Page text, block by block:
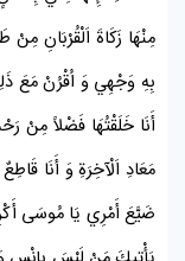
مِنْهَا زَكَاةَ اَلْقُرْبَانِ مِنْ
بِهِ وَجْهِي وَ اُقْرُنْ مَعَ
أَنَا خَلَقْتُهَا فَضْلاً مِنْ
مَعَادِ اَلْآخِرَةِ وَ أَنَا
ضَيَّعَ أَمْرِي يَا مُوسَى